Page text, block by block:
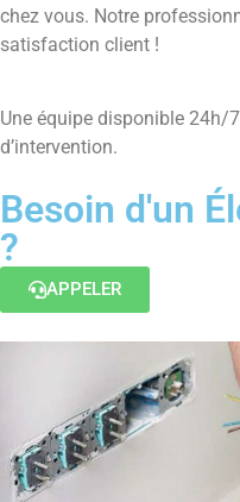
chez vous. Notre
satisfaction client !
Une équipe disponible 24h/
d’intervention.
Besoin d'un
?
APPELER